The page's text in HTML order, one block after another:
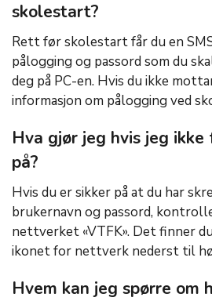
skolestart?
Rett før skolestart får du en
pålogging og passord som du
deg på PC-en. Hvis du ikke
informasjon om pålogging ved
Hva gjør jeg hvis jeg
på?
Hvis du er sikker på at du har
brukernavn og passord,
nettverket «VTFK». Det finner
ikonet for nettverk nederst til
Hvem kan jeg spørre om